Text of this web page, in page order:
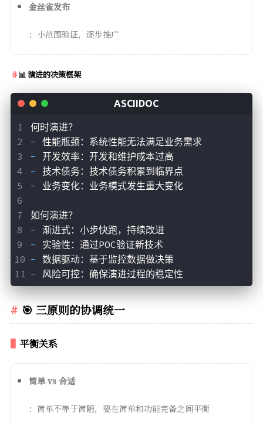
金丝雀发布
：小范围验证，逐步推广
📊 演进的决策框架
何时演进？
- 性能瓶颈：系统性能无法满足业务需求
- 开发效率：开发和维护成本过高
- 技术债务：技术债务积累到临界点
- 业务变化：业务模式发生重大变化
如何演进？
- 渐进式：小步快跑，持续改进
- 实验性：通过POC验证新技术
- 数据驱动：基于监控数据做决策
- 风险可控：确保演进过程的稳定性
🎯 三原则的协调统一
平衡关系
简单 vs 合适
：简单不等于简陋，要在简单和功能完备之间平衡